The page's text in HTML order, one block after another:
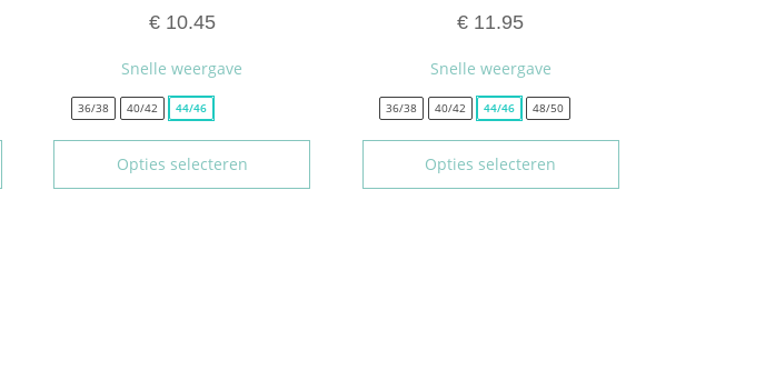
€10.45
Opties selecteren
Snelle weergave
36/38 40/42 44/46
€ 11.95
Opties selecteren
Snelle weergave
36/38 40/42 44/46 48/50